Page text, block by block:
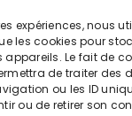
expériences, nous
les cookies pour
Le fait de
de traiter des
ou les ID
ou de retirer son